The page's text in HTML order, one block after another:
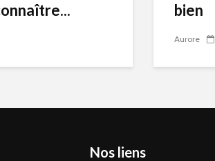
bien
Aurore
Nos liens